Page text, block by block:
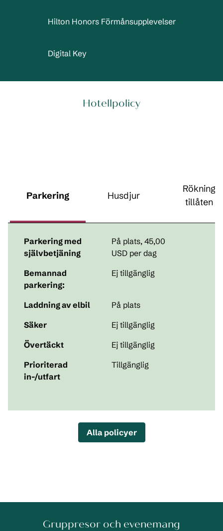
Hilton Honors Förmånsupplevelser
Digital Key
Hotellpolicy
Parkering Husdjur
Rökning
tillåten
Parkering med
självbetjäning
På plats, 45,00
USD per dag
Bemannad
parkering:
Ej tillgänglig
Laddning av elbil
På plats
Säker
Ej tillgänglig
Övertäckt
Ej tillgänglig
Prioriterad
in-/utfart
Tillgänglig
Alla policyer
Gruppresor och evenemang